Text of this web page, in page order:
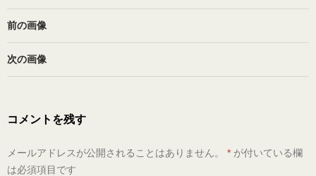
前の画像
次の画像
コメントを残す
メールアドレスが公開されることはありません。 * が付いている欄
は必須項目です